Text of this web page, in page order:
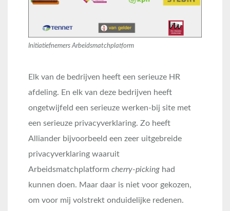
Initiatiefnemers Arbeidsmatchplatform
Elk van de bedrijven heeft een serieuze HR
afdeling. En elk van deze bedrijven heeft
ongetwijfeld een serieuze werken-bij site met
een serieuze privacyverklaring. Zo heeft
Alliander bijvoorbeeld een zeer uitgebreide
privacyverklaring waaruit
Arbeidsmatchplatform cherry-picking had
kunnen doen. Maar daar is niet voor gekozen,
om voor mij volstrekt onduidelijke redenen.